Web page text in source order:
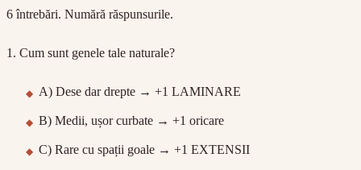
6 întrebări. Numără răspunsurile.
1. Cum sunt genele tale naturale?
A) Dese dar drepte → +1 LAMINARE
B) Medii, ușor curbate → +1 oricare
C) Rare cu spații goale → +1 EXTENSII